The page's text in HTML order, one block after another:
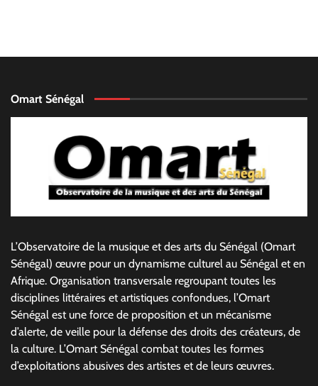
Omart Sénégal
L’Observatoire de la musique et des arts du Sénégal (Omart
Sénégal) œuvre pour un dynamisme culturel au Sénégal et en
Afrique. Organisation transversale regroupant toutes les
disciplines littéraires et artistiques confondues, l’Omart
Sénégal est une force de proposition et un mécanisme
d’alerte, de veille pour la défense des droits des créateurs, de
la culture. L’Omart Sénégal combat toutes les formes
d’exploitations abusives des artistes et de leurs œuvres.